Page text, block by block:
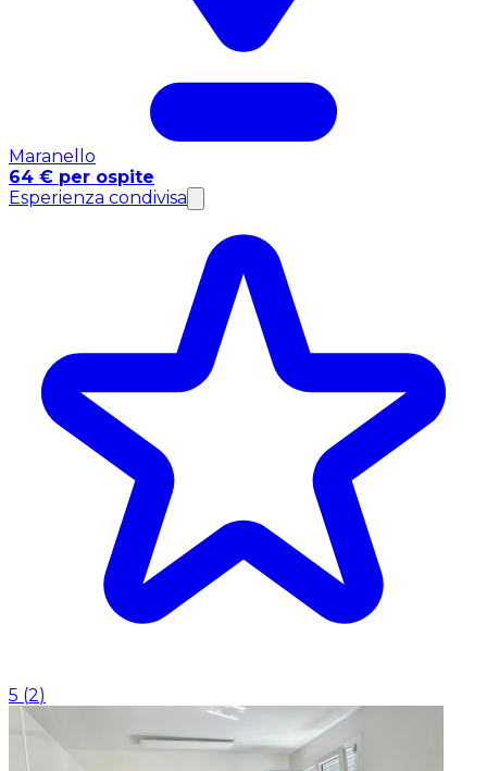
Maranello
64 € per ospite
Esperienza condivisa
5 (2)